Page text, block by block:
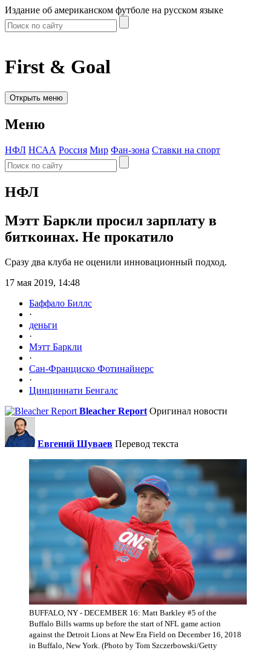
Издание об американском футболе на русском языке
First & Goal
Открыть меню
Меню
НФЛ НСАА Россия Мир Фан-зона Ставки на спорт
НФЛ
Мэтт Баркли просил зарплату в
биткоинах. Не прокатило
Сразу два клуба не оценили инновационный подход.
17 мая 2019, 14:48
Баффало Биллс
·
деньги
·
Мэтт Баркли
·
Сан-Франциско Фотинайнерс
·
Цинциннати Бенгалс
Bleacher Report Оригинал новости
Евгений Шуваев Перевод текста
BUFFALO, NY - DECEMBER 16: Matt Barkley #5 of the
Buffalo Bills warms up before the start of NFL game action
against the Detroit Lions at New Era Field on December 16, 2018
in Buffalo, New York. (Photo by Tom Szczerbowski/Getty